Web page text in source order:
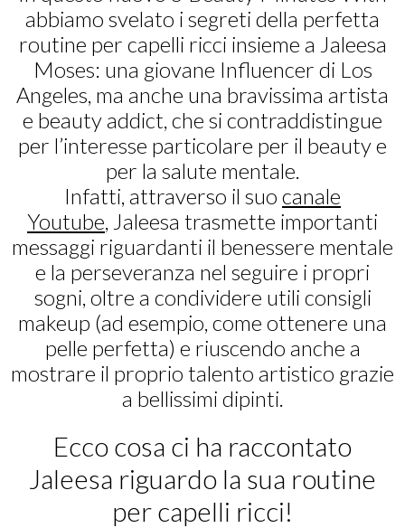
abbiamo svelato i segreti della perfetta
routine per capelli ricci insieme a Jaleesa
Moses: una giovane Influencer di Los
Angeles, ma anche una bravissima artista
e beauty addict, che si contraddistingue
per l’interesse particolare per il beauty e
per la salute mentale.
Infatti, attraverso il suo canale
Youtube Jaleesa trasmette importanti
messaggi riguardanti il benessere mentale
e la perseveranza nel seguire i propri
sogni, oltre a condividere utili consigli
makeup (ad esempio, come ottenere una
pelle perfetta) e riuscendo anche a
mostrare il proprio talento artistico grazie
a bellissimi dipinti.
Ecco cosa ci ha raccontato
Jaleesa riguardo la sua routine
per capelli ricci!